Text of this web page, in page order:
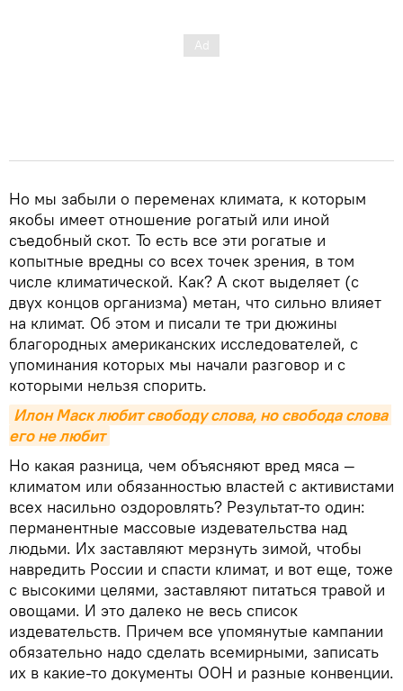
Но мы забыли о переменах климата, к которым
якобы имеет отношение рогатый или иной
съедобный скот. То есть все эти рогатые и
копытные вредны со всех точек зрения, в том
числе климатической. Как? А скот выделяет (с
двух концов организма) метан, что сильно влияет
на климат. Об этом и писали те три дюжины
благородных американских исследователей, с
упоминания которых мы начали разговор и с
которыми нельзя спорить.
Илон Маск любит свободу слова, но свобода слова
его не любит
Но какая разница, чем объясняют вред мяса —
климатом или обязанностью властей с активистами
всех насильно оздоровлять? Результат-то один:
перманентные массовые издевательства над
людьми. Их заставляют мерзнуть зимой, чтобы
навредить России и спасти климат, и вот еще, тоже
с высокими целями, заставляют питаться травой и
овощами. И это далеко не весь список
издевательств. Причем все упомянутые кампании
обязательно надо сделать всемирными, записать
их в какие-то документы ООН и разные конвенции.